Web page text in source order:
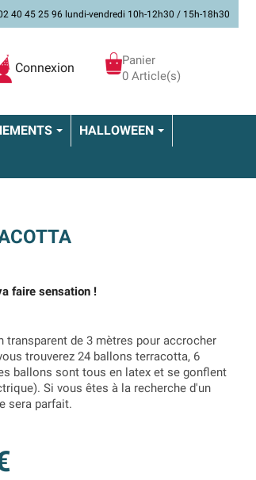
40 45 25 96 lundi-vendredi 10h-12h30 / 15h-18h30
Connexion
Panier
0 Article(s)
HALLOWEEN
faire sensation !
transparent de 3 mètres pour accrocher
trouverez 24 ballons terracotta, 6
ballons sont tous en latex et se gonflent
Si vous êtes à la recherche d'un
sera parfait.